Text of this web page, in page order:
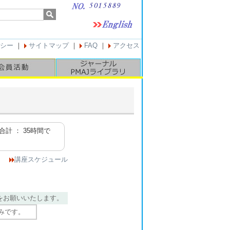
ー ｜ サイトマップ｜ FAQ ｜ アクセス
計 ： 35時間で
講座スケジュール
願いいたします。
です。